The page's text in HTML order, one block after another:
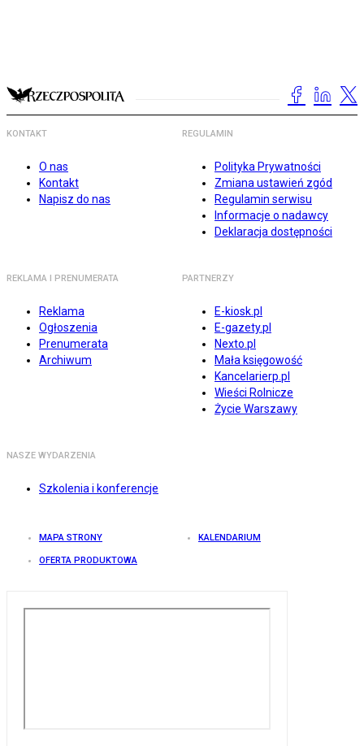
KONTAKT
O nas
Kontakt
Napisz do nas
REGULAMIN
Polityka Prywatności
Zmiana ustawień zgód
Regulamin serwisu
Informacje o nadawcy
Deklaracja dostępności
REKLAMA I PRENUMERATA
Reklama
Ogłoszenia
Prenumerata
Archiwum
PARTNERZY
E-kiosk.pl
E-gazety.pl
Nexto.pl
Mała księgowość
Kancelarierp.pl
Wieści Rolnicze
Życie Warszawy
NASZE WYDARZENIA
Szkolenia i konferencje
MAPA STRONY KALENDARIUM
OFERTA PRODUKTOWA